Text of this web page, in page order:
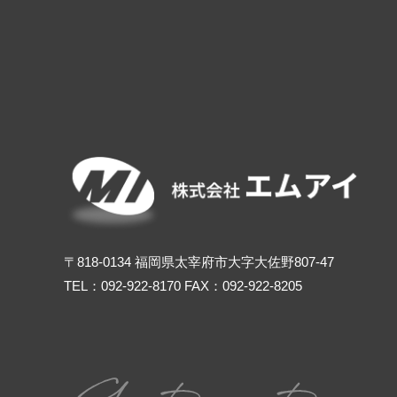
〒818-0134 福岡県太宰府市大字大佐野807-47
TEL： 092-922-8170 FAX：092-922-8205